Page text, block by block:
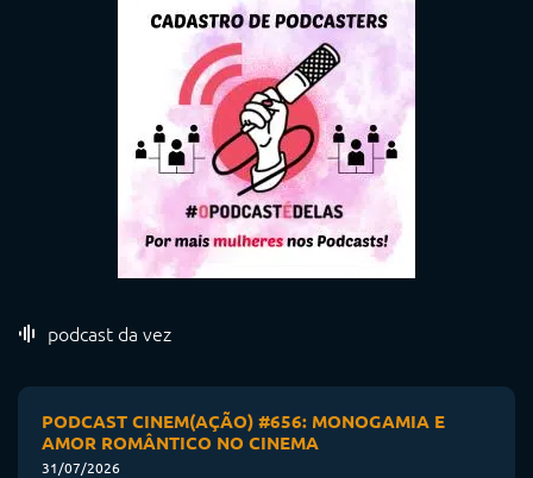
podcast da vez
PODCAST CINEM(AÇÃO) #656: MONOGAMIA E
AMOR ROMÂNTICO NO CINEMA
31/07/2026